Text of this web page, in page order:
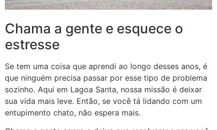
Chama a gente e esquece o
estresse
Se tem uma coisa que aprendi ao longo desses anos, é
que ninguém precisa passar por esse tipo de problema
sozinho. Aqui em Lagoa Santa, nossa missão é deixar
sua vida mais leve. Então, se você tá lidando com um
entupimento chato, não espera mais.